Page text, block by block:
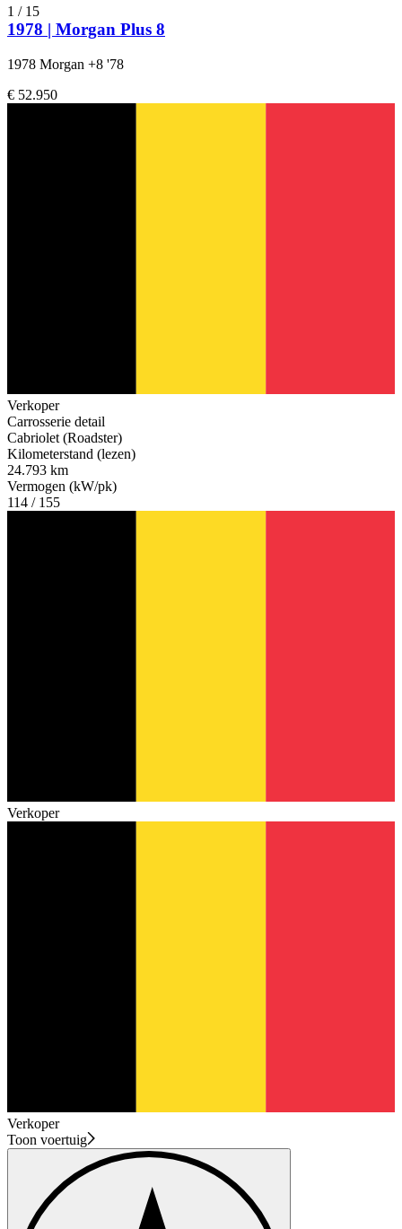
1 / 15
1978 | Morgan Plus 8
1978 Morgan +8 '78
€ 52.950
Verkoper
Carrosserie detail
Cabriolet (Roadster)
Kilometerstand (lezen)
24.793 km
Vermogen (kW/pk)
114 / 155
Verkoper
Verkoper
Toon voertuig